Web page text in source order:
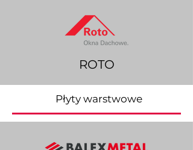
ROTO
Płyty warstwowe